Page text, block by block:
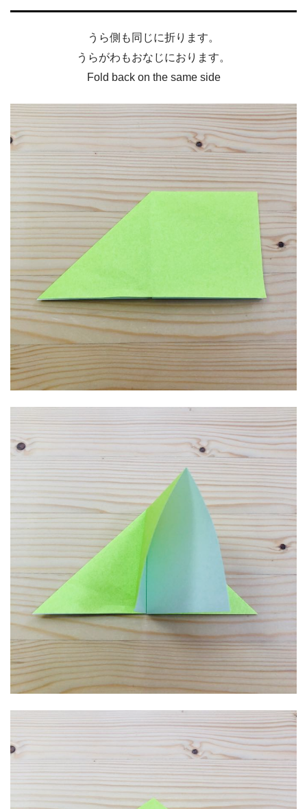
うら側も同じに折ります。
うらがわもおなじにおります。
Fold back on the same side